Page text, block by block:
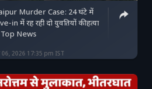
Murder Case: 24 घंटे में
in में रह रही दो युवतियों की हत्या
Top News
06, 2026 17:35 pm IST